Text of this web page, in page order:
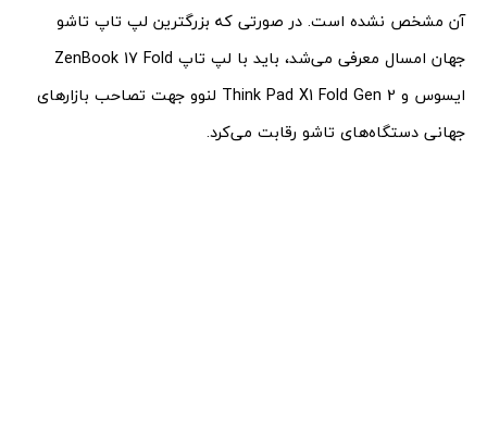
آن مشخص نشده است. در صورتی که بزرگترین لپ تاپ تاشو
جهان امسال معرفی می‌شد، باید با لپ تاپ ZenBook 17 Fold
ایسوس و Think Pad X1 Fold Gen 2 لنوو جهت تصاحب بازار‌های
جهانی دستگاه‌های تاشو رقابت می‌کرد.